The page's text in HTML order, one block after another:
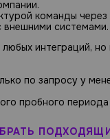
команды
внешними системами.
интеграций,
по запросу у
пробного